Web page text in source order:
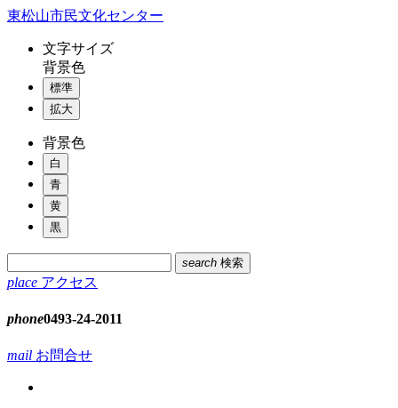
コ
東松山市民文化センター
文字サイズ
背景色
標準
拡大
背景色
白
青
黄
黒
search 検索
place アクセス
phone0493-24-2011
mail お問合せ